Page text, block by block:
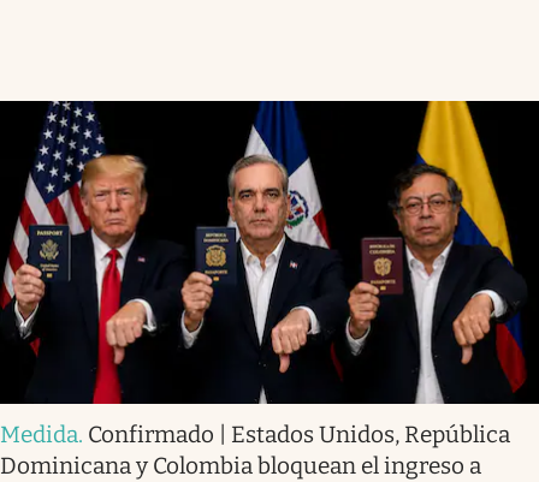
Medida. Confirmado | Estados Unidos, República
Dominicana y Colombia bloquean el ingreso a